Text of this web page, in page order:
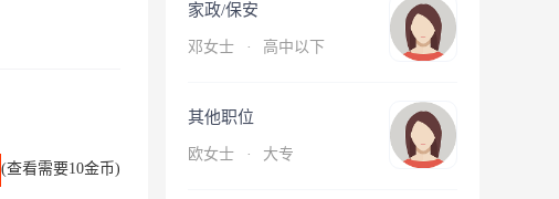
(查看需要10金币)
家政/保安
邓女士 · 高中以下
其他职位
欧女士 · 大专